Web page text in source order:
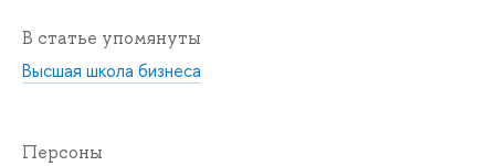
В статье упомянуты
Высшая школа бизнеса
Персоны